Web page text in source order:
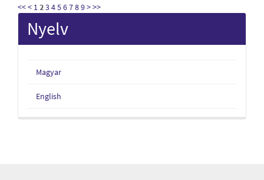
<<< 123456789>>>
Nyelv
Magyar
English